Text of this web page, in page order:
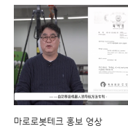
마로로봇테크 홍보 영상